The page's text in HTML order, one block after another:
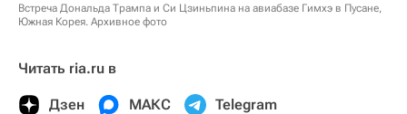
Встреча Дональда Трампа и Си Цзиньпина на авиабазе Гимхэ в Пусане,
Южная Корея. Архивное фото
Читать ria.ru в
Дзен МАКС Telegram